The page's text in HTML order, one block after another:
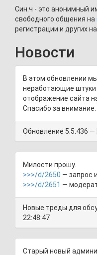
Син.ч - это анонимный
свободного общения на
регистрации и других
Новости
В этом обновлении
неработающие штуки
отображение сайта
Спасибо за внимание.
Обновление 5.5.436 —
Милости прошу.
>>>/d/2650 — запрос
>>>/d/2651 —
Новые треды для
22:48:47
Старый новый